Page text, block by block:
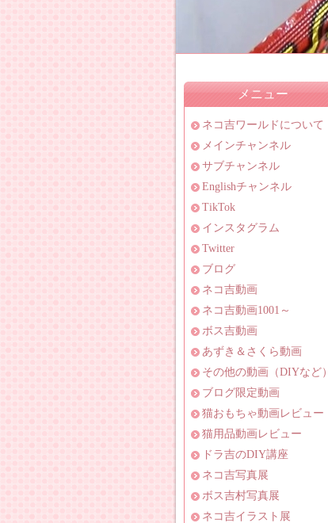
メニュー
ネコ吉ワールドについて
メインチャンネル
サブチャンネル
Englishチャンネル
TikTok
インスタグラム
Twitter
ブログ
ネコ吉動画
ネコ吉動画1001～
ボス吉動画
あずき＆さくら動画
その他の動画（DIYなど）
ブログ限定動画
猫おもちゃ動画レビュー
猫用品動画レビュー
ドラ吉のDIY講座
ネコ吉写真展
ボス吉村写真展
ネコ吉イラスト展